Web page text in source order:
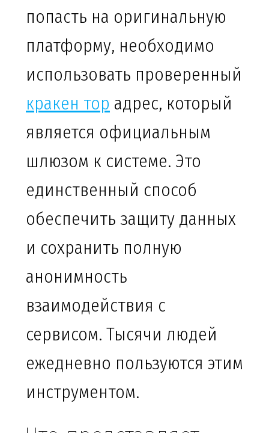
попасть на оригинальную
платформу, необходимо
использовать проверенный
кракен тор адрес, который
является официальным
шлюзом к системе. Это
единственный способ
обеспечить защиту данных
и сохранить полную
анонимность
взаимодействия с
сервисом. Тысячи людей
ежедневно пользуются этим
инструментом.